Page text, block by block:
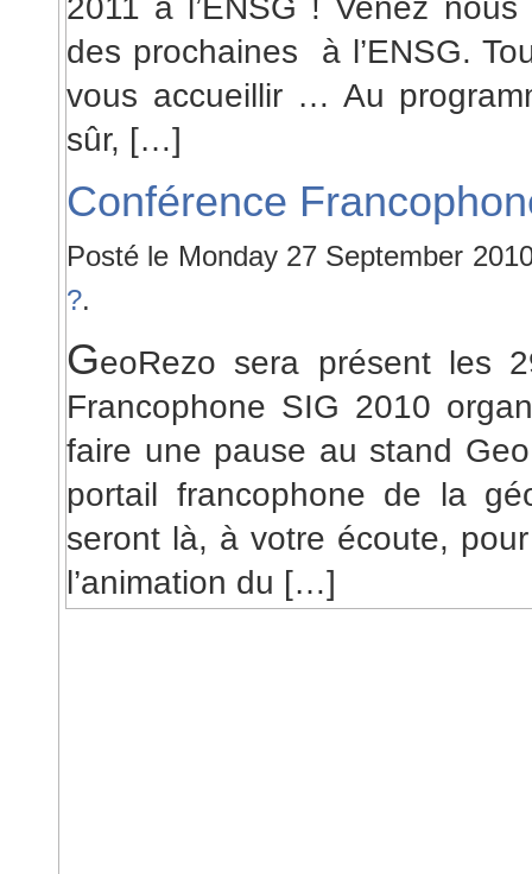
des prochaines à l’ENSG.
vous accueillir … Au
sûr, […]
Conférence
Posté le Monday 27 September
?.
GeoRezo sera présent les
Francophone SIG 2010
faire une pause au stand
portail francophone de la
seront là, à votre écoute,
l’animation du […]